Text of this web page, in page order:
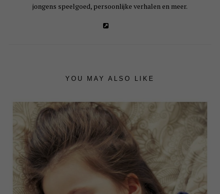
jongens speelgoed, persoonlijke verhalen en meer.
YOU MAY ALSO LIKE